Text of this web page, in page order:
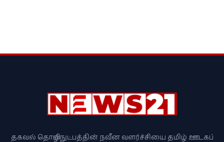
தகவல் தொழில்நுட்பத்தின் நவீன வளர்ச்சியை தமிழ் ஊடகப்